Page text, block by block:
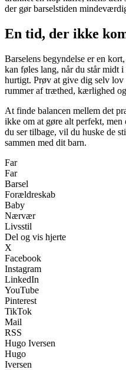
der gør barselstiden
En tid, der ikke
Barselens begyndelse er en
kan føles lang, når du står midt
hurtigt. Prøv at give dig selv
rummer af træthed, kærlighed
At finde balancen mellem det
ikke om at gøre alt perfekt,
du ser tilbage, vil du huske de
sammen med dit barn.
Far
Far
Barsel
Forældreskab
Baby
Nærvær
Livsstil
Del og vis hjerte
X
Facebook
Instagram
LinkedIn
YouTube
Pinterest
TikTok
Mail
RSS
Hugo Iversen
Hugo
Iversen